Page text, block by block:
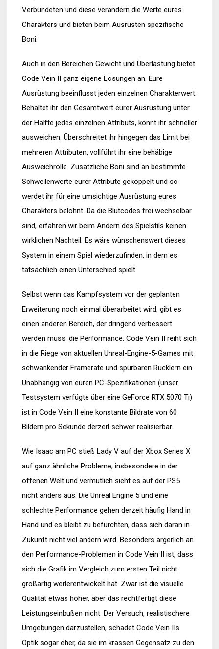
Verbündeten und diese verändern die Werte eures
Charakters und bieten beim Ausrüsten spezifische
Boni.
Auch in den Bereichen Gewicht und Überlastung bietet
Code Vein II ganz eigene Lösungen an. Eure
Ausrüstung beeinflusst jeden einzelnen Charakterwert.
Behaltet ihr den Gesamtwert eurer Ausrüstung unter
der Hälfte jedes einzelnen Attributs, könnt ihr schneller
ausweichen. Überschreitet ihr hingegen das Limit bei
mehreren Attributen, vollführt ihr eine behäbige
Ausweichrolle. Zusätzliche Boni sind an bestimmte
Schwellenwerte eurer Attribute gekoppelt und so
werdet ihr für eine umsichtige Ausrüstung eures
Charakters belohnt. Da die Blutcodes frei wechselbar
sind, erfahren wir beim Ändern des Spielstils keinen
wirklichen Nachteil. Es wäre wünschenswert dieses
System in einem Spiel wiederzufinden, in dem es
tatsächlich einen Unterschied spielt.
Selbst wenn das Kampfsystem vor der geplanten
Erweiterung noch einmal überarbeitet wird, gibt es
einen anderen Bereich, der dringend verbessert
werden muss: die Performance. Code Vein II reiht sich
in die Riege von aktuellen Unreal-Engine-5-Games mit
schwankender Framerate und spürbaren Rucklern ein.
Unabhängig von euren PC-Spezifikationen (unser
Testsystem verfügte über eine GeForce RTX 5070 Ti)
ist in Code Vein II eine konstante Bildrate von 60
Bildern pro Sekunde derzeit schwer realisierbar.
Wie Isaac am PC stieß Lady V auf der Xbox Series X
auf ganz ähnliche Probleme, insbesondere in der
offenen Welt und vermutlich sieht es auf der PS5
nicht anders aus. Die Unreal Engine 5 und eine
schlechte Performance gehen derzeit häufig Hand in
Hand und es bleibt zu befürchten, dass sich daran in
Zukunft nicht viel ändern wird. Besonders ärgerlich an
den Performance-Problemen in Code Vein II ist, dass
sich die Grafik im Vergleich zum ersten Teil nicht
großartig weiterentwickelt hat. Zwar ist die visuelle
Qualität etwas höher, aber das rechtfertigt diese
Leistungseinbußen nicht. Der Versuch, realistischere
Umgebungen darzustellen, schadet Code Vein IIs
Optik sogar eher, da sie im krassen Gegensatz zu den